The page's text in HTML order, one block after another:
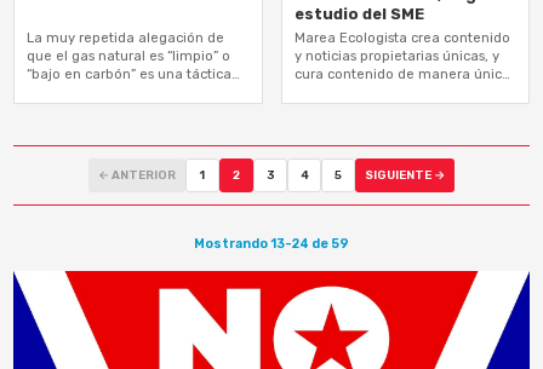
La muy repetida alegación de
que el gas natural es “limpio” o
“bajo en carbón” es una táctica
estudio del SME
Marea Ecologista crea contenido
y noticias propietarias únicas, y
cura contenido de manera única,
← ANTERIOR 1 2 3 4 5 SIGUIENTE →
Mostrando 13-24 de 59